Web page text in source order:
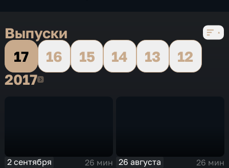
Выпуски
17
16 15 14 13
12
20172017
2 сентября
26 мин
26 августа
26 мин